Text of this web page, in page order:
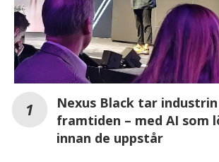
Nexus Black tar
framtiden – med AI som
innan de uppstår